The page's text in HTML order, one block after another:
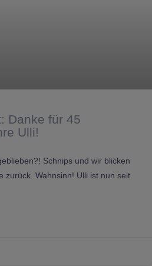
Danke für 45
Ulli!
Schnips und wir blicken
zurück. Wahnsinn! Ulli ist nun seit